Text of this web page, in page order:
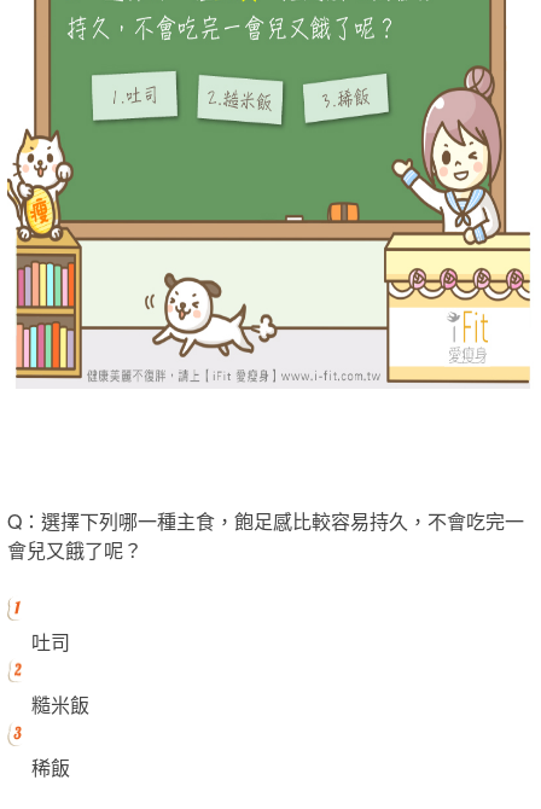
Q：選擇下列哪一種主食，飽足感比較容易持久，不會吃完一
會兒又餓了呢？
吐司
糙米飯
稀飯